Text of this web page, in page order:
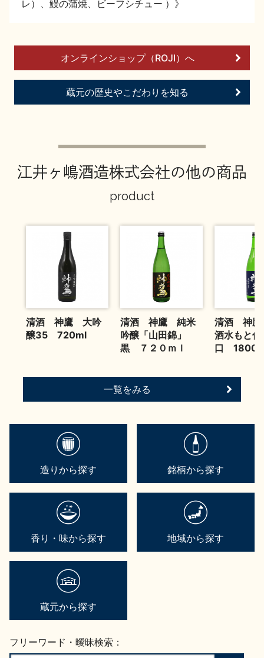
お問い合わせ
レ）、鰻の蒲焼、ビーフシチュー ）》
オンラインショップ（ROJI）へ
蔵元の歴史やこだわりを知る
江井ヶ嶋酒造株式会社の他の商品
product
清酒 神鷹 大吟
醸35 720ml
清酒 神鷹 純米
吟醸「山田錦」
黒 ７２０ｍｌ
清酒 神
酒水もと
口 1800
一覧をみる
造りから探す 銘柄から探す
香り・味から探す 地域から探す
蔵元から探す
フリーワード・曖昧検索：